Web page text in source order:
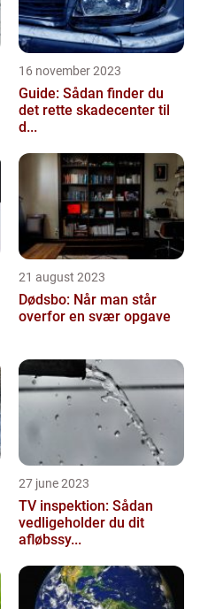
16 november 2023
Guide: Sådan finder du
det rette skadecenter til
d...
21 august 2023
Dødsbo: Når man står
overfor en svær opgave
27 june 2023
TV inspektion: Sådan
vedligeholder du dit
afløbssy...